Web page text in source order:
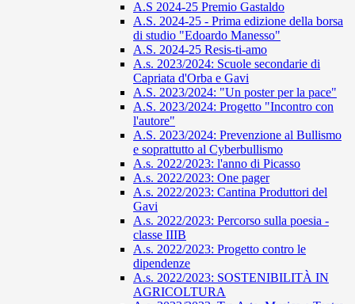
A.S 2024-25 Premio Gastaldo
A.S. 2024-25 - Prima edizione della borsa
di studio "Edoardo Manesso"
A.S. 2024-25 Resis-ti-amo
A.s. 2023/2024: Scuole secondarie di
Capriata d'Orba e Gavi
A.S. 2023/2024: "Un poster per la pace"
A.S. 2023/2024: Progetto "Incontro con
l'autore"
A.S. 2023/2024: Prevenzione al Bullismo
e soprattutto al Cyberbullismo
A.s. 2022/2023: l'anno di Picasso
A.s. 2022/2023: One pager
A.s. 2022/2023: Cantina Produttori del
Gavi
A.s. 2022/2023: Percorso sulla poesia -
classe IIIB
A.s. 2022/2023: Progetto contro le
dipendenze
A.s. 2022/2023: SOSTENIBILITÀ IN
AGRICOLTURA